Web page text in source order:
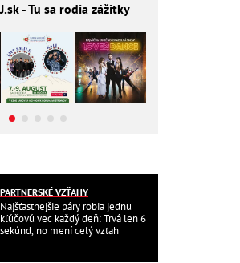
.sk - Tu sa rodia zážitky
PARTNERSKÉ VZŤAHY
Najšťastnejšie páry robia jednu
kľúčovú vec každý deň: Trvá len 6
sekúnd, no mení celý vzťah